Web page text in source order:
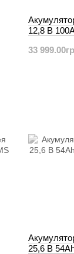
12,8 В
33
25,6 В